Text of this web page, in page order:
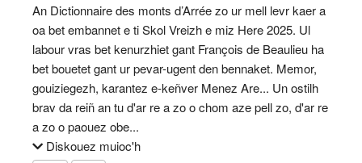
An Dictionnaire des monts d’Arrée zo ur mell levr kaer a
oa bet embannet e ti Skol Vreizh e miz Here 2025. Ul
labour vras bet kenurzhiet gant François de Beaulieu ha
bet bouetet gant ur pevar-ugent den bennaket. Memor,
gouiziegezh, karantez e-keñver Menez Are... Un ostilh
brav da reiñ an tu d'ar re a zo o chom aze pell zo, d'ar re
a zo o paouez obe...
Diskouez muioc'h